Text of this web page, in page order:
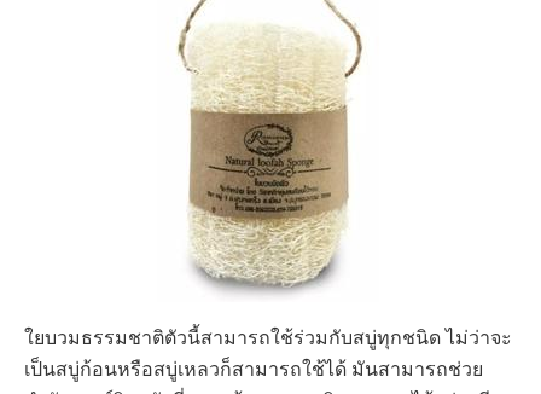
ใยบวมธรรมชาติตัวนี้สามารถใช้ร่วมกับสบู่ทุกชนิด ไม่ว่าจะ
เป็นสบู่ก้อนหรือสบู่เหลวก็สามารถใช้ได้ มันสามารถช่วย